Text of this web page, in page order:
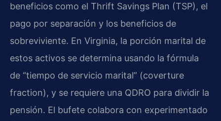
beneficios como el Thrift Savings Plan (TSP), el
pago por separación y los beneficios de
sobreviviente. En Virginia, la porción marital de
estos activos se determina usando la fórmula
de “tiempo de servicio marital” (coverture
fraction), y se requiere una QDRO para dividir la
pensión. El bufete colabora con experimentado